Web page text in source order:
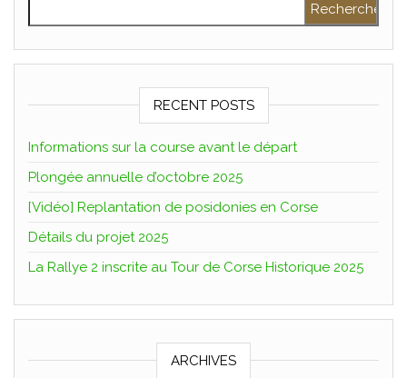
RECENT POSTS
Informations sur la course avant le départ
Plongée annuelle d’octobre 2025
[Vidéo] Replantation de posidonies en Corse
Détails du projet 2025
La Rallye 2 inscrite au Tour de Corse Historique 2025
ARCHIVES